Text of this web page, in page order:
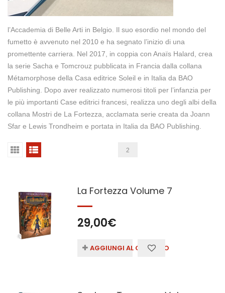
l’Accademia di Belle Arti in Belgio. Il suo esordio nel mondo del
fumetto è avvenuto nel 2010 e ha segnato l’inizio di una
promettente carriera. Nel 2017, in coppia con Anaïs Halard, crea
la serie Sacha e Tomcrouz pubblicata in Francia dalla collana
Métamorphose della Casa editrice Soleil e in Italia da BAO
Publishing. Dopo aver realizzato numerosi titoli per l’infanzia per
le più importanti Case editrici francesi, realizza uno degli albi della
collana Mostri de La Fortezza, acclamata serie creata da Joann
Sfar e Lewis Trondheim e portata in Italia da BAO Publishing.
2
La Fortezza Volume 7
29,00€
AGGIUNGI AL CARRELLO